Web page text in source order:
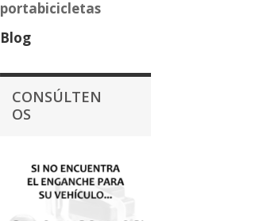
portabicicletas
Blog
CONSÚLTEN
OS